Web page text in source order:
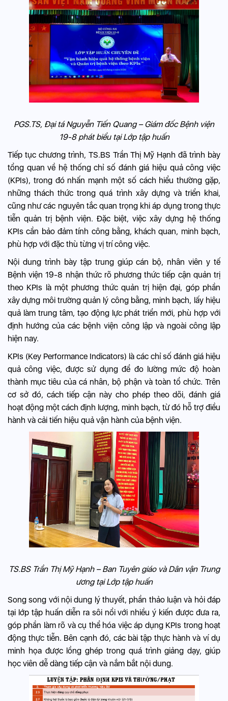
PGS.TS, Đại tá Nguyễn Tiến Quang – Giám đốc Bệnh viện
19-8 phát biểu tại Lớp tập huấn
Tiếp tục chương trình, TS.BS Trần Thị Mỹ Hạnh đã trình bày
tổng quan về hệ thống chỉ số đánh giá hiệu quả công việc
(KPIs), trong đó nhấn mạnh một số cách hiểu thường gặp,
những thách thức trong quá trình xây dựng và triển khai,
cũng như các nguyên tắc quan trọng khi áp dụng trong thực
tiễn quản trị bệnh viện. Đặc biệt, việc xây dựng hệ thống
KPIs cần bảo đảm tính công bằng, khách quan, minh bạch,
phù hợp với đặc thù từng vị trí công việc.
Nội dung trình bày tập trung giúp cán bộ, nhân viên y tế
Bệnh viện 19-8 nhận thức rõ phương thức tiếp cận quản trị
theo KPIs là một phương thức quản trị hiện đại, góp phần
xây dựng môi trường quản lý công bằng, minh bạch, lấy hiệu
quả làm trung tâm, tạo động lực phát triển mới, phù hợp với
định hướng của các bệnh viện công lập và ngoài công lập
hiện nay.
KPIs (Key Performance Indicators) là các chỉ số đánh giá hiệu
quả công việc, được sử dụng để đo lường mức độ hoàn
thành mục tiêu của cá nhân, bộ phận và toàn tổ chức. Trên
cơ sở đó, cách tiếp cận này cho phép theo dõi, đánh giá
hoạt động một cách định lượng, minh bạch, từ đó hỗ trợ điều
hành và cải tiến hiệu quả vận hành của bệnh viện.
TS.BS Trần Thị Mỹ Hạnh – Ban Tuyên giáo và Dân vận Trung
ương tại Lớp tập huấn
Song song với nội dung lý thuyết, phần thảo luận và hỏi đáp
tại lớp tập huấn diễn ra sôi nổi với nhiều ý kiến được đưa ra,
góp phần làm rõ và cụ thể hóa việc áp dụng KPIs trong hoạt
động thực tiễn. Bên cạnh đó, các bài tập thực hành và ví dụ
minh họa được lồng ghép trong quá trình giảng dạy, giúp
học viên dễ dàng tiếp cận và nắm bắt nội dung.